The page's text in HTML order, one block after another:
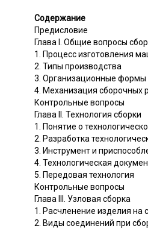
Содержание
Предисловие
Глава I. Общие вопросы
1. Процесс изготовления
2. Типы производства
3. Организационные формы
4. Механизация сборочных
Контрольные вопросы
Глава II. Технология сборки
1. Понятие о
2. Разработка
3. Инструмент и
4. Технологическая
5. Передовая технология
Контрольные вопросы
Глава III. Узловая сборка
1. Расчленение изделия на
2. Виды соединений при